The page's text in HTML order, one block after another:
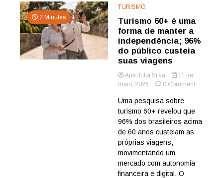
2 Minutes
TURISMO
Turismo 60+ é uma
forma de manter a
independência; 96%
do público custeia
suas viagens
Ana Júlia Silva
11 de
maio, 2026
0 Commenton
é
uma
Uma pesquisa sobre
turismo 60+ revelou que
96% dos brasileiros acima
de 60 anos custeiam as
próprias viagens,
movimentando um
mercado com autonomia
financeira e digital. O